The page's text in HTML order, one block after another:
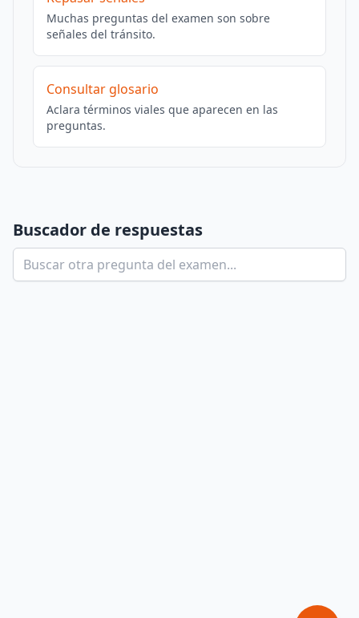
Muchas preguntas del examen son sobre
señales del tránsito.
Consultar glosario
Aclara términos viales que aparecen en las
preguntas.
Buscador de respuestas